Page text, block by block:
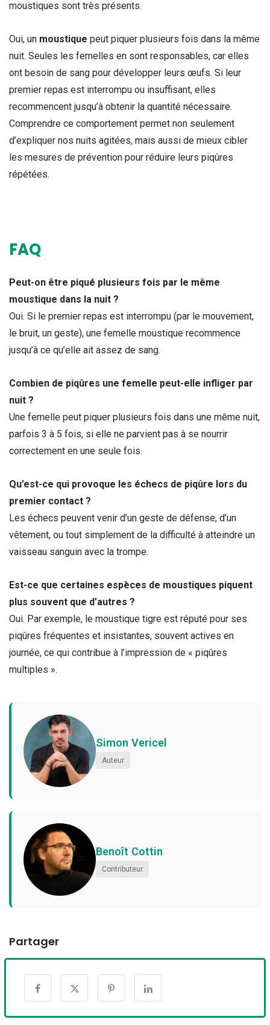
moustiques sont très présents.
Oui, un moustique peut piquer plusieurs fois dans la même
nuit. Seules les femelles en sont responsables, car elles
ont besoin de sang pour développer leurs œufs. Si leur
premier repas est interrompu ou insuffisant, elles
recommencent jusqu’à obtenir la quantité nécessaire.
Comprendre ce comportement permet non seulement
d’expliquer nos nuits agitées, mais aussi de mieux cibler
les mesures de prévention pour réduire leurs piqûres
répétées.
FAQ
Peut-on être piqué plusieurs fois par le même
moustique dans la nuit ?
Oui. Si le premier repas est interrompu (par le mouvement,
le bruit, un geste), une femelle moustique recommence
jusqu’à ce qu’elle ait assez de sang.
Combien de piqûres une femelle peut-elle infliger par
nuit ?
Une femelle peut piquer plusieurs fois dans une même nuit,
parfois 3 à 5 fois, si elle ne parvient pas à se nourrir
correctement en une seule fois.
Qu’est-ce qui provoque les échecs de piqûre lors du
premier contact ?
Les échecs peuvent venir d’un geste de défense, d’un
vêtement, ou tout simplement de la difficulté à atteindre un
vaisseau sanguin avec la trompe.
Est-ce que certaines espèces de moustiques piquent
plus souvent que d’autres ?
Oui. Par exemple, le moustique tigre est réputé pour ses
piqûres fréquentes et insistantes, souvent actives en
journée, ce qui contribue à l’impression de « piqûres
multiples ».
Simon Vericel
Auteur
Benoît Cottin
Contributeur
Partager